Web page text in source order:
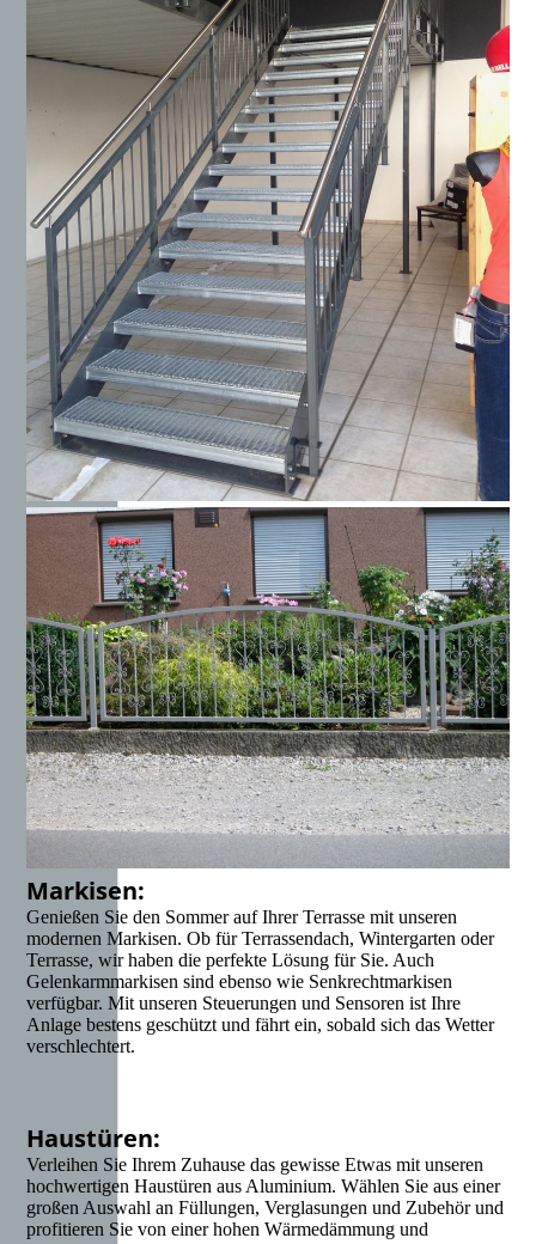
Markisen:
Genießen Sie den Sommer auf Ihrer Terrasse mit unseren
modernen Markisen. Ob für Terrassendach, Wintergarten oder
Terrasse, wir haben die perfekte Lösung für Sie. Auch
Gelenkarmmarkisen sind ebenso wie Senkrechtmarkisen
verfügbar. Mit unseren Steuerungen und Sensoren ist Ihre
Anlage bestens geschützt und fährt ein, sobald sich das Wetter
verschlechtert.
Haustüren:
Verleihen Sie Ihrem Zuhause das gewisse Etwas mit unseren
hochwertigen Haustüren aus Aluminium. Wählen Sie aus einer
großen Auswahl an Füllungen, Verglasungen und Zubehör und
profitieren Sie von einer hohen Wärmedämmung und